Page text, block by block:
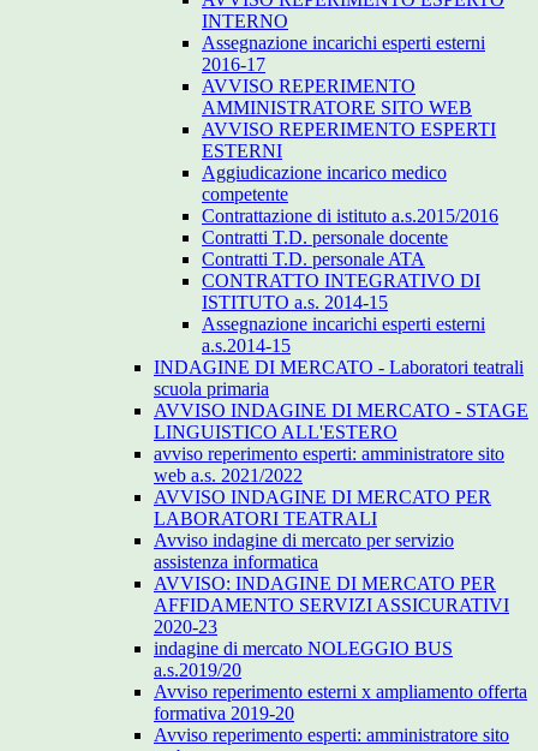
INTERNO
Assegnazione incarichi esperti esterni
2016-17
AVVISO REPERIMENTO
AMMINISTRATORE SITO WEB
AVVISO REPERIMENTO ESPERTI
ESTERNI
Aggiudicazione incarico medico
competente
Contrattazione di istituto a.s.2015/2016
Contratti T.D. personale docente
Contratti T.D. personale ATA
CONTRATTO INTEGRATIVO DI
ISTITUTO a.s. 2014-15
Assegnazione incarichi esperti esterni
a.s.2014-15
INDAGINE DI MERCATO - Laboratori teatrali
scuola primaria
AVVISO INDAGINE DI MERCATO - STAGE
LINGUISTICO ALL'ESTERO
avviso reperimento esperti: amministratore sito
web a.s. 2021/2022
AVVISO INDAGINE DI MERCATO PER
LABORATORI TEATRALI
Avviso indagine di mercato per servizio
assistenza informatica
AVVISO: INDAGINE DI MERCATO PER
AFFIDAMENTO SERVIZI ASSICURATIVI
2020-23
indagine di mercato NOLEGGIO BUS
a.s.2019/20
Avviso reperimento esterni x ampliamento offerta
formativa 2019-20
Avviso reperimento esperti: amministratore sito